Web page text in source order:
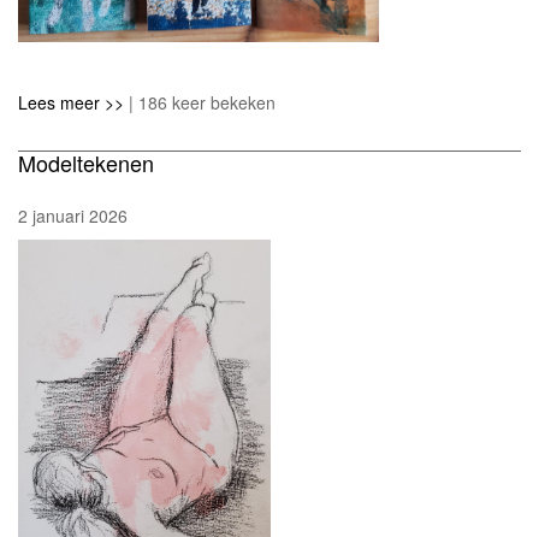
Lees meer >> | 186 keer bekeken
Modeltekenen
2 januari 2026